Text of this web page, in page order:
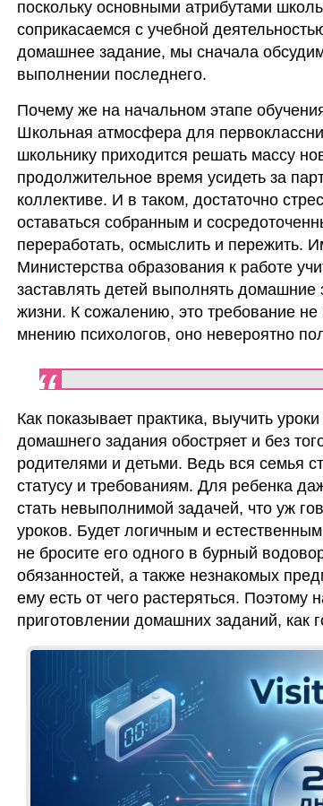
поскольку основными атрибутами
соприкасаемся с учебной
домашнее задание, мы сначала
выполнении последнего.
Почему же на начальном этапе
Школьная атмосфера для
школьнику приходится решать массу
продолжительное время усидеть за
коллективе. И в таком, достаточно
оставаться собранным и
переработать, осмыслить и пережить.
Министерства образования к работе
заставлять детей выполнять
жизни. К сожалению, это требование
мнению психологов, оно невероятно
Как показывает практика, выучить
домашнего задания обостряет и без
родителями и детьми. Ведь вся семья
статусу и требованиям. Для ребенка
стать невыполнимой задачей, что уж
уроков. Будет логичным и
не бросите его одного в бурный
обязанностей, а также незнакомых
ему есть от чего растеряться. Поэтому
приготовлении домашних заданий, как